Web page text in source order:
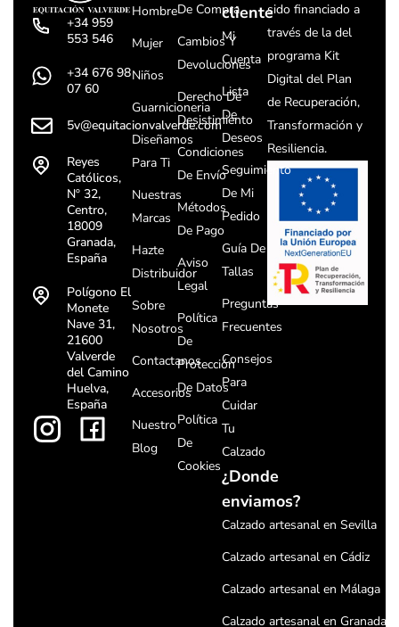
+34 959
553 546
+34 676 98
07 60
5v@equitacionvalverde.com
Reyes
Católicos,
Nº 32,
Centro,
18009
Granada,
España
Polígono El
Monete
Nave 31,
21600
Valverde
del Camino
Huelva,
España
Hombre
Mujer
Niños
Guarnicioneria
Diseñamos
Para Ti
Nuestras
Marcas
Hazte
Distribuidor
Sobre
Nosotros
Contactanos
Accesorios
Nuestro
Blog
De Compra
Cambios Y
Devoluciones
Derecho De
Desistimiento
Condiciones
De Envío
Métodos
De Pago
Aviso
Legal
Política
De
Protección
De Datos
Política
De
Cookies
cliente
Mi
Cuenta
Lista
De
Deseos
Seguimiento
De Mi
Pedido
Guía De
Tallas
Preguntas
Frecuentes
Consejos
Para
Cuidar
Tu
Calzado
¿Donde
enviamos?
Calzado artesanal en Sevilla
Calzado artesanal en Cádiz
Calzado artesanal en Málaga
Calzado artesanal en Granada
sido financiado a
través de la del
programa Kit
Digital del Plan
de Recuperación,
Transformación y
Resiliencia.